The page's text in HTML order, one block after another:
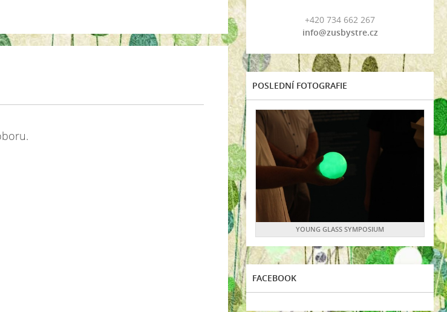
+420 734 662 267
info@zusbystre.cz
POSLEDNÍ FOTOGRAFIE
YOUNG GLASS SYMPOSIUM
FACEBOOK